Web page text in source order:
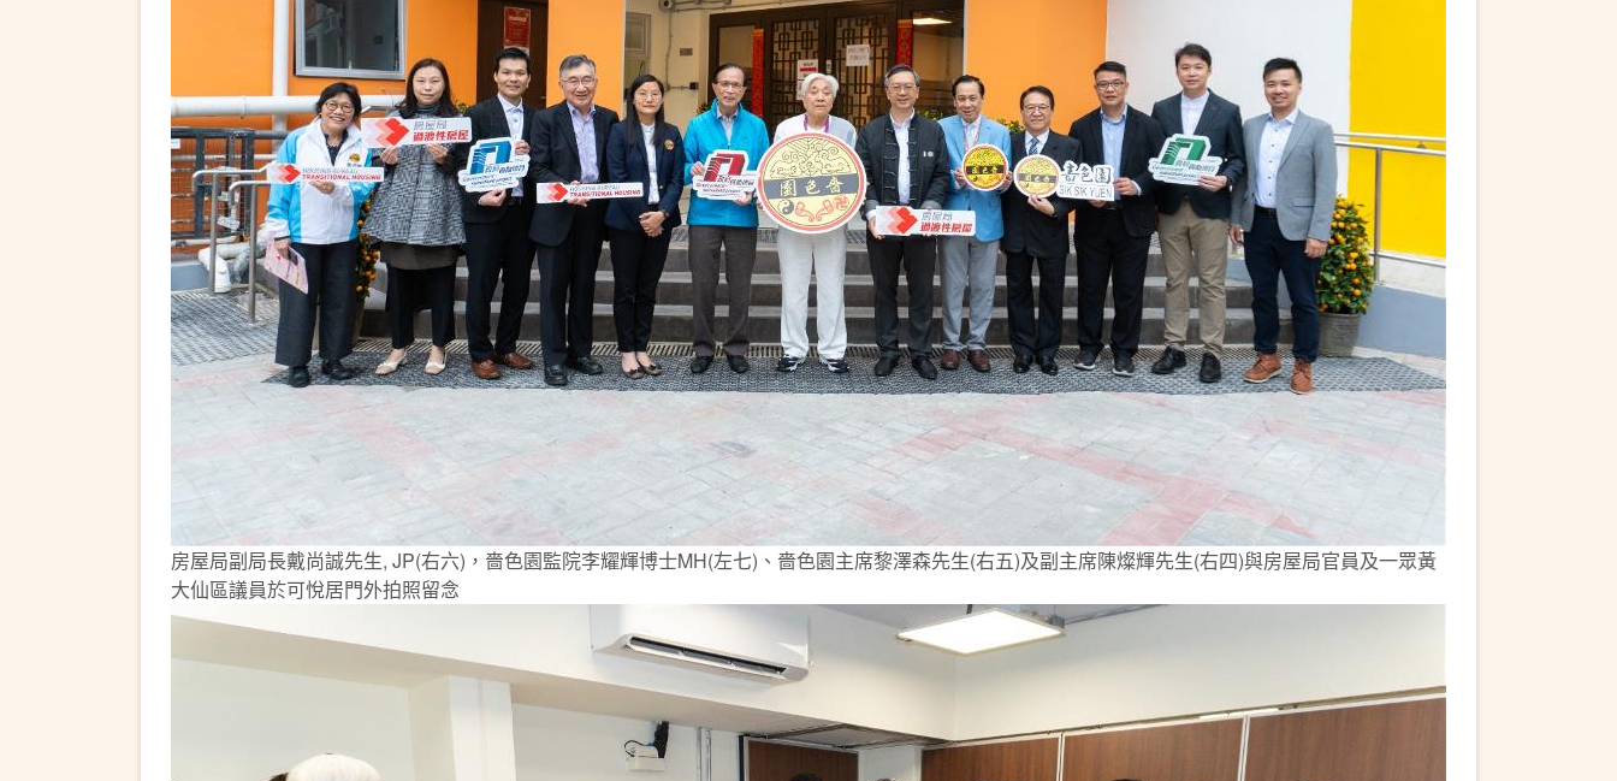
房屋局副局長戴尚誠先生, JP(右六)，嗇色園監院李耀輝博士MH(左七)、嗇色園主席黎澤森先生(右五)及副主席陳燦輝先生(右四)與房屋局官員及一眾黃
大仙區議員於可悅居門外拍照留念